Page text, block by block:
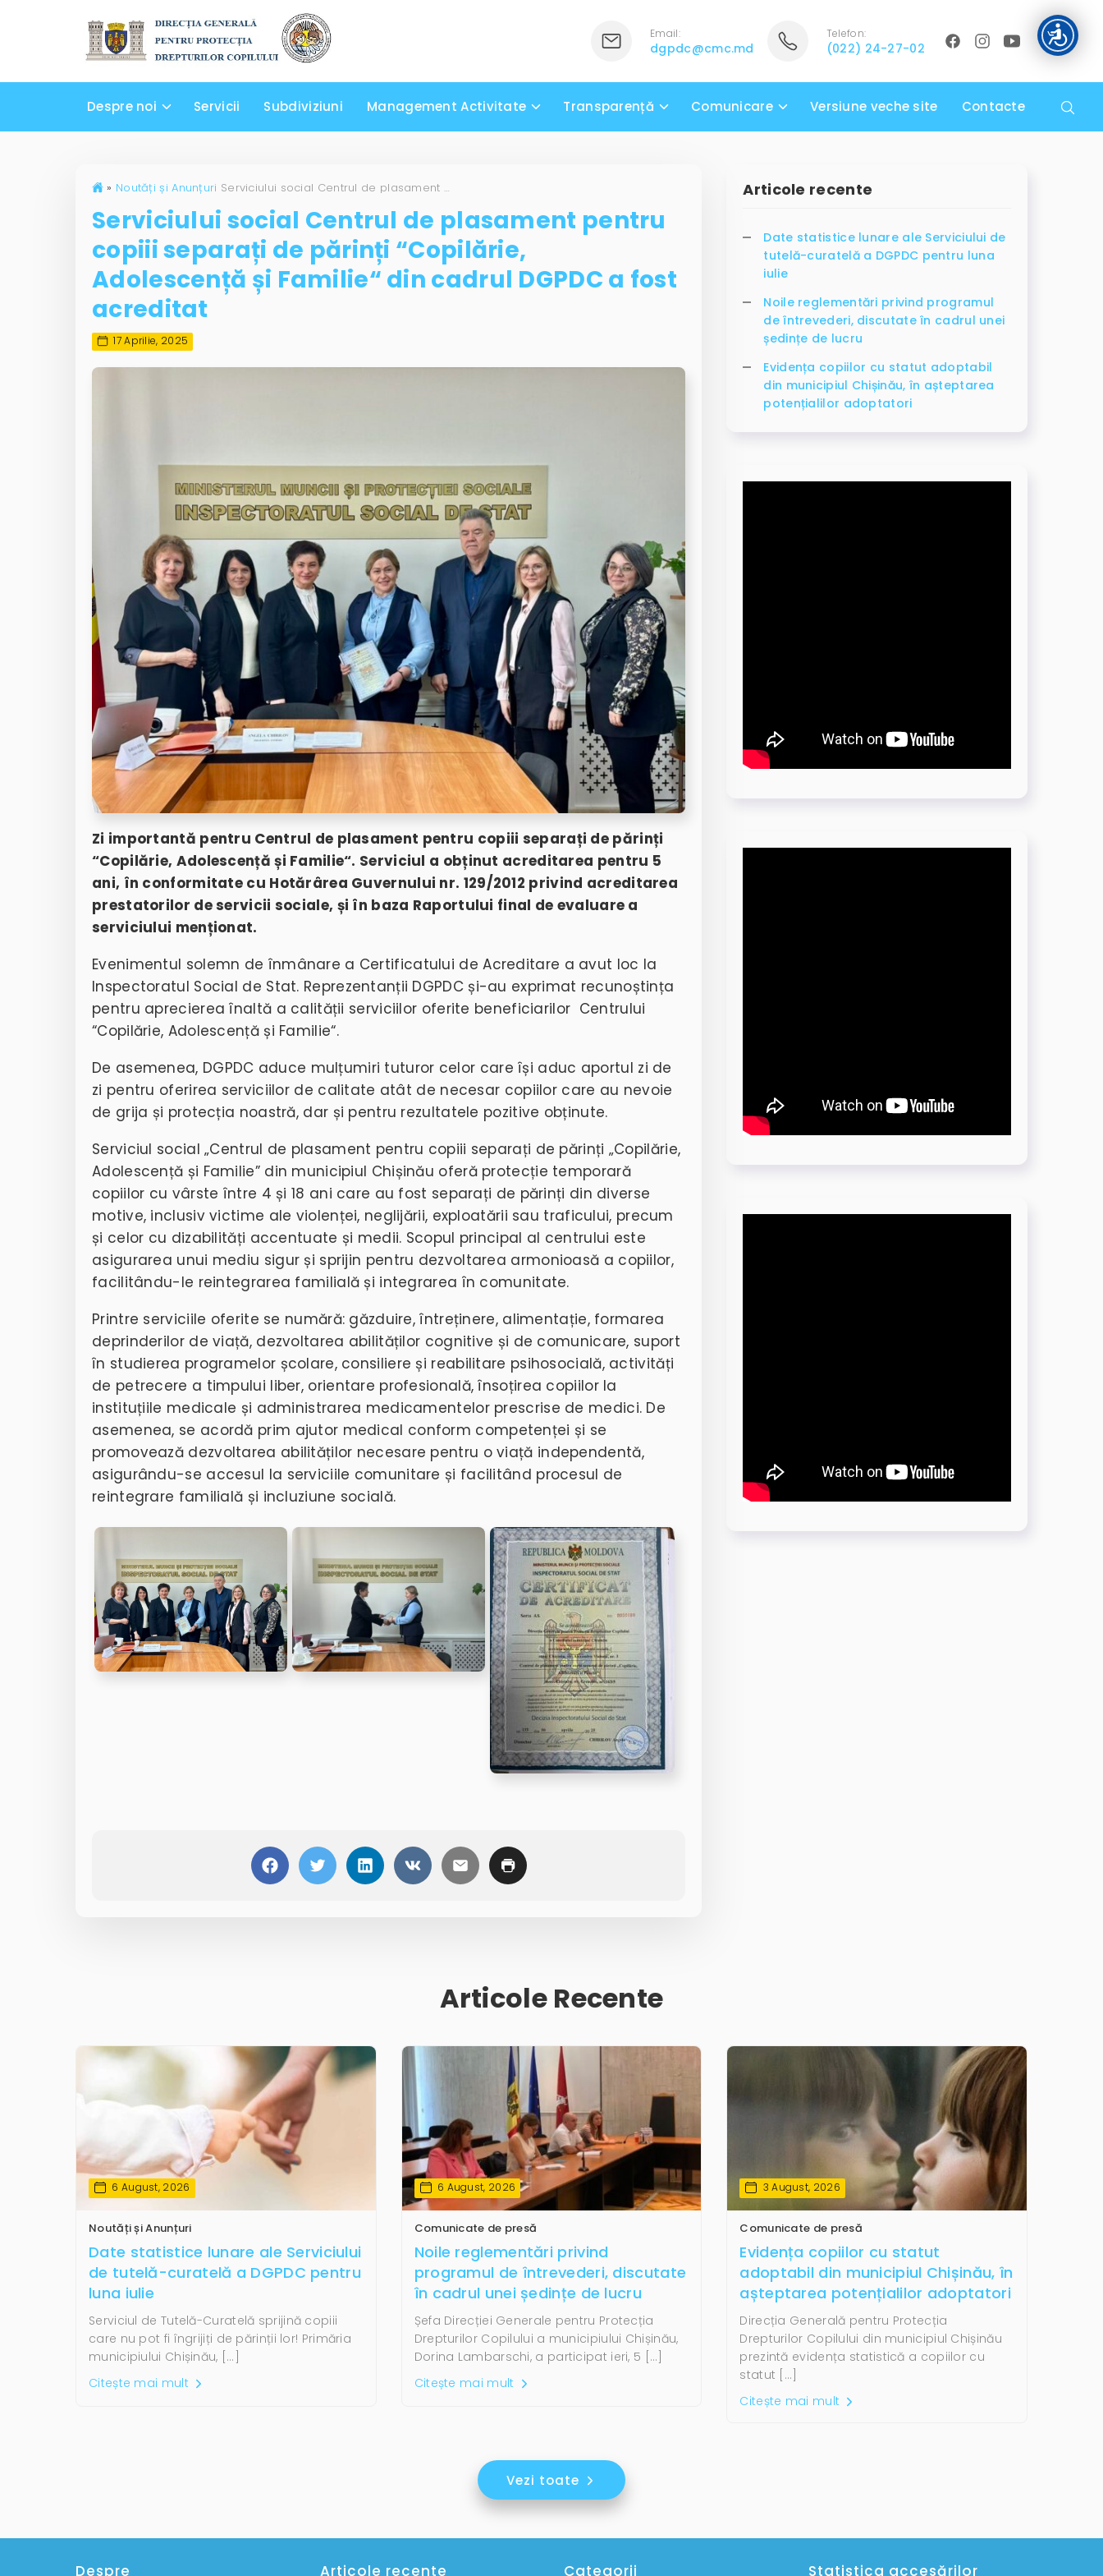
Email:
dgpdc@cmc.md
Telefon:
(022) 24-27-02
Despre noi Servicii Subdiviziuni Management Activitate Transparență Comunicare Versiune veche site Contacte
» Noutăți și Anunțuri Serviciului social Centrul de plasament pentru copiii separați de părinți “Copilărie, Adolescență și Familie“ din cadrul DGPDC a fost acreditat
Serviciului social Centrul de plasament pentru
copiii separați de părinți “Copilărie,
Adolescență și Familie“ din cadrul DGPDC a fost
acreditat
17 Aprilie, 2025
Zi importantă pentru Centrul de plasament pentru copiii separați de părinți
“Copilărie, Adolescență și Familie“. Serviciul a obținut acreditarea pentru 5
ani, în conformitate cu Hotărârea Guvernului nr. 129/2012 privind acreditarea
prestatorilor de servicii sociale, și în baza Raportului final de evaluare a
serviciului menționat.
Evenimentul solemn de înmânare a Certificatului de Acreditare a avut loc la
Inspectoratul Social de Stat. Reprezentanții DGPDC și-au exprimat recunoștința
pentru aprecierea înaltă a calității serviciilor oferite beneficiarilor Centrului
“Copilărie, Adolescență și Familie“.
De asemenea, DGPDC aduce mulțumiri tuturor celor care își aduc aportul zi de
zi pentru oferirea serviciilor de calitate atât de necesar copiilor care au nevoie
de grija și protecția noastră, dar și pentru rezultatele pozitive obținute.
Serviciul social „Centrul de plasament pentru copiii separați de părinți „Copilărie,
Adolescență și Familie” din municipiul Chișinău oferă protecție temporară
copiilor cu vârste între 4 și 18 ani care au fost separați de părinți din diverse
motive, inclusiv victime ale violenței, neglijării, exploatării sau traficului, precum
și celor cu dizabilități accentuate și medii. Scopul principal al centrului este
asigurarea unui mediu sigur și sprijin pentru dezvoltarea armonioasă a copiilor,
facilitându-le reintegrarea familială și integrarea în comunitate.
Printre serviciile oferite se numără: găzduire, întreținere, alimentație, formarea
deprinderilor de viață, dezvoltarea abilităților cognitive și de comunicare, suport
în studierea programelor școlare, consiliere și reabilitare psihosocială, activități
de petrecere a timpului liber, orientare profesională, însoțirea copiilor la
instituțiile medicale și administrarea medicamentelor prescrise de medici. De
asemenea, se acordă prim ajutor medical conform competenței și se
promovează dezvoltarea abilităților necesare pentru o viață independentă,
asigurându-se accesul la serviciile comunitare și facilitând procesul de
reintegrare familială și incluziune socială.​
Articole recente
Date statistice lunare ale Serviciului de
tutelă-curatelă a DGPDC pentru luna
iulie
Noile reglementări privind programul
de întrevederi, discutate în cadrul unei
ședințe de lucru
Evidența copiilor cu statut adoptabil
din municipiul Chișinău, în așteptarea
potențialilor adoptatori
Articole Recente
6 August, 2026
Noutăți și Anunțuri
Date statistice lunare ale Serviciului
de tutelă-curatelă a DGPDC pentru
luna iulie
Serviciul de Tutelă-Curatelă sprijină copiii
care nu pot fi îngrijiți de părinții lor! Primăria
municipiului Chișinău, […]
Citește mai mult
6 August, 2026
Comunicate de presă
Noile reglementări privind
programul de întrevederi, discutate
în cadrul unei ședințe de lucru
Șefa Direcției Generale pentru Protecția
Drepturilor Copilului a municipiului Chișinău,
Dorina Lambarschi, a participat ieri, 5 […]
Citește mai mult
3 August, 2026
Comunicate de presă
Evidența copiilor cu statut
adoptabil din municipiul Chișinău, în
așteptarea potențialilor adoptatori
Direcția Generală pentru Protecția
Drepturilor Copilului din municipiul Chișinău
prezintă evidența statistică a copiilor cu
statut […]
Citește mai mult
Vezi toate
Despre Articole recente Categorii Statistica accesărilor